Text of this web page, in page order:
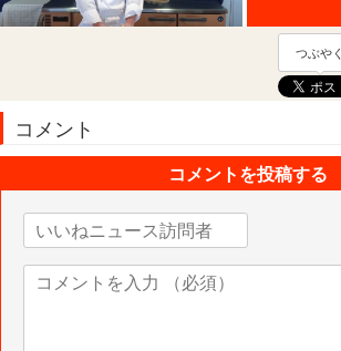
つぶやく
コメント
コメントを投稿する